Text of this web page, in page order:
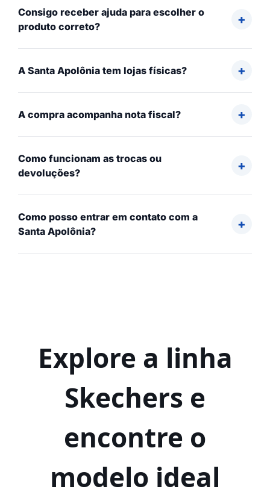
Consigo receber ajuda para escolher o
produto correto?
A Santa Apolônia tem lojas físicas?
A compra acompanha nota fiscal?
Como funcionam as trocas ou
devoluções?
Como posso entrar em contato com a
Santa Apolônia?
Explore a linha
Skechers e
encontre o
modelo ideal